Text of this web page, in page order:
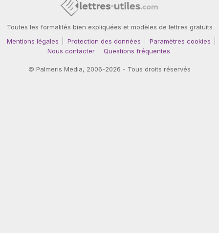
Toutes les formalités bien expliquées et modèles de lettres gratuits
Mentions légales
Protection des données
Paramètres cookies
Nous contacter
Questions fréquentes
© Palmeris Media, 2006-2026 - Tous droits réservés